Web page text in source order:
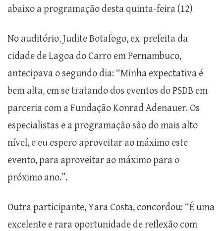
abaixo a programação desta quinta-feira (12)
No auditório, Judite Botafogo, ex-prefeita da
cidade de Lagoa do Carro em Pernambuco,
antecipava o segundo dia: “Minha expectativa é
bem alta, em se tratando dos eventos do PSDB em
parceria com a Fundação Konrad Adenauer. Os
especialistas e a programação são do mais alto
nível, e eu espero aproveitar ao máximo este
evento, para aproveitar ao máximo para o
próximo ano.”.
Outra participante, Yara Costa, concordou: “É uma
excelente e rara oportunidade de reflexão com